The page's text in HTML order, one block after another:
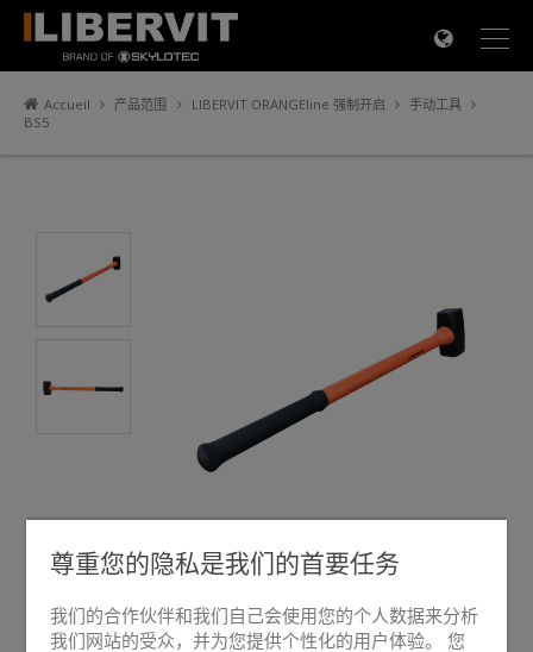
Accueil 产品范围 LIBERVIT ORANGEline 强制开启
手动工具
BS5
×
尊重您的隐私是我们的首要任务
我们的合作伙伴和我们自己会使用您的个人数据来分析
我们网站的受众，并为您提供个性化的用户体验。 您